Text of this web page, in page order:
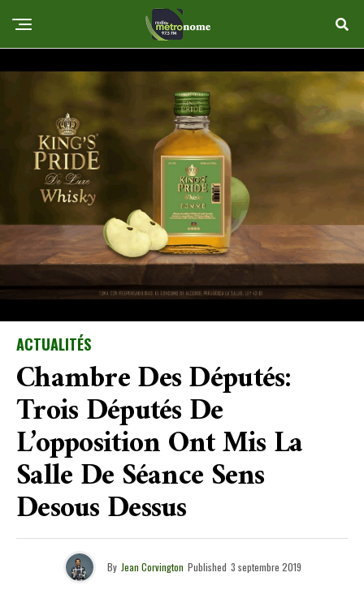
ACTUALITÉS
Chambre Des Députés:
Trois Députés De
L’opposition Ont Mis La
Salle De Séance Sens
Desous Dessus
By Jean Corvington Published 3 septembre 2019